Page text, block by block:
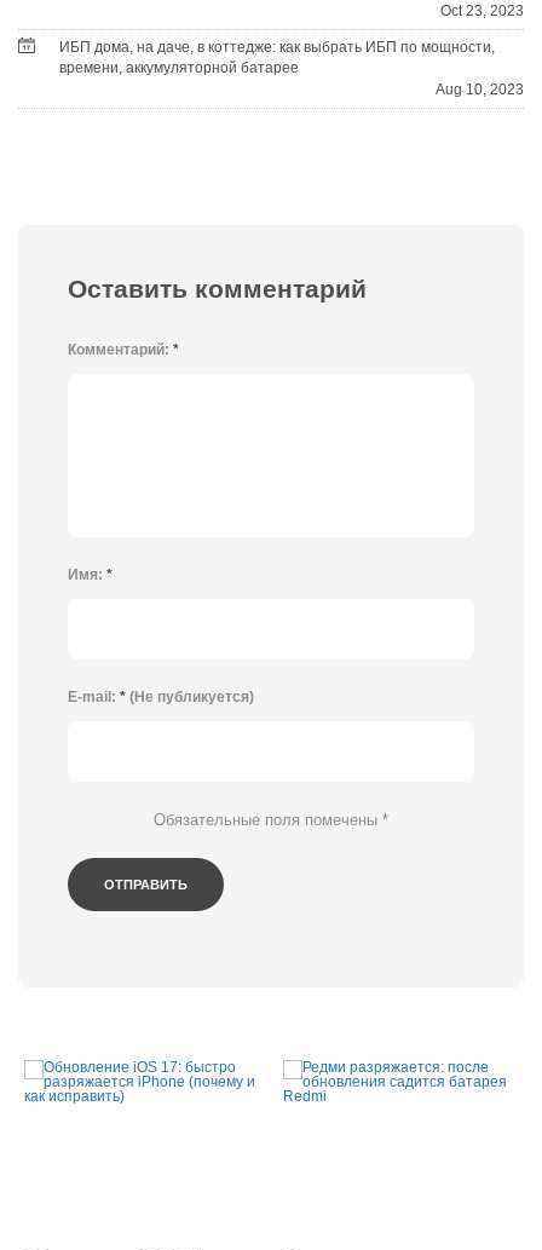
Oct 23, 2023
ИБП дома, на даче, в коттедже: как выбрать ИБП по мощности,
времени, аккумуляторной батарее
Aug 10, 2023
Оставить комментарий
Комментарий: *
Имя: *
E-mail: * (Не публикуется)
Обязательные поля помечены *